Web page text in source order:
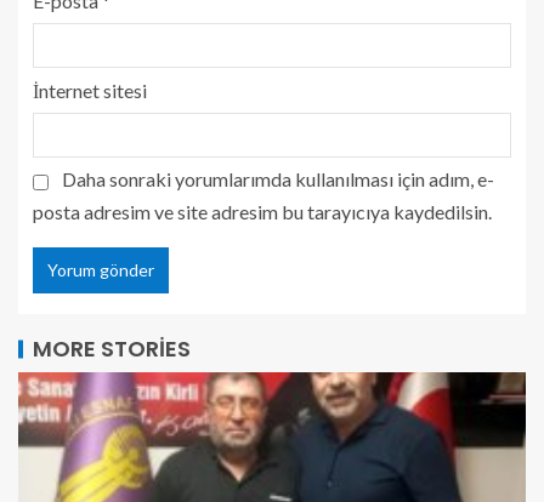
İnternet sitesi
Daha sonraki yorumlarımda kullanılması için adım, e-
posta adresim ve site adresim bu tarayıcıya kaydedilsin.
MORE STORIES